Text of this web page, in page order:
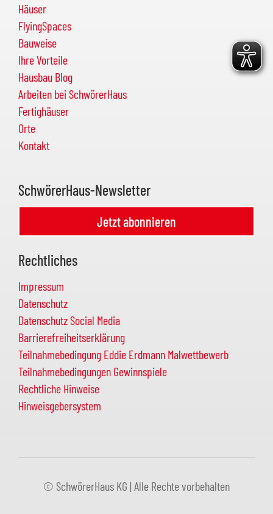
Häuser
FlyingSpaces
Bauweise
Ihre Vorteile
Hausbau Blog
Arbeiten bei SchwörerHaus
Fertighäuser
Orte
Kontakt
SchwörerHaus-Newsletter
Jetzt abonnieren
Rechtliches
Impressum
Datenschutz
Datenschutz Social Media
Barrierefreiheitserklärung
Teilnahmebedingung Eddie Erdmann Malwettbewerb
Teilnahmebedingungen Gewinnspiele
Rechtliche Hinweise
Hinweisgebersystem
© SchwörerHaus KG | Alle Rechte vorbehalten